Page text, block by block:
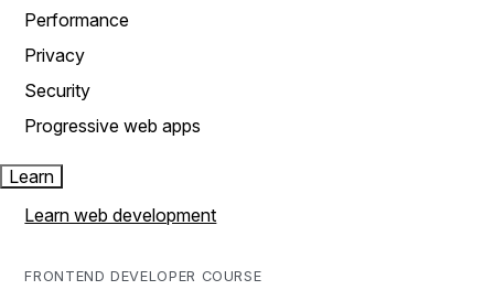
Performance
Privacy
Security
Progressive web apps
Learn
Learn web development
FRONTEND DEVELOPER COURSE